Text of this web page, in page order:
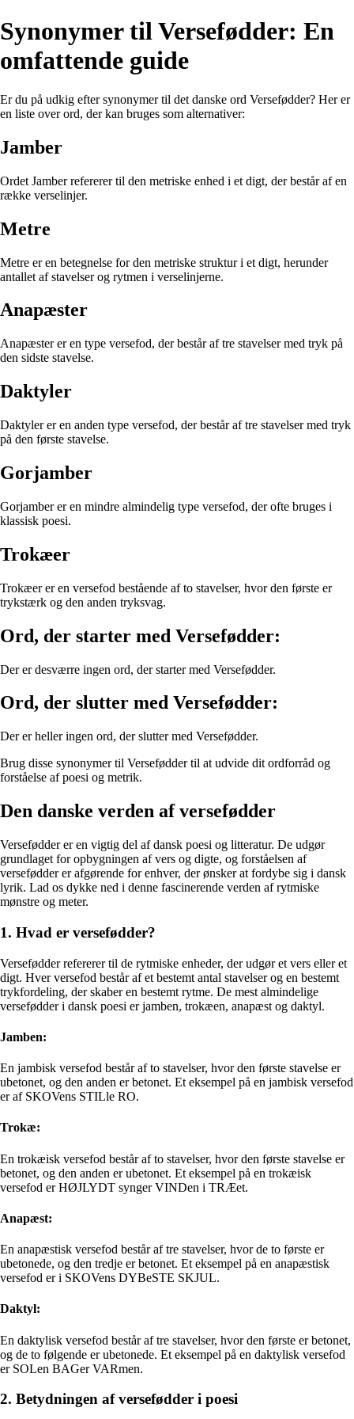
Synonymer til Versefødder: En
omfattende guide
Er du på udkig efter synonymer til det danske ord Versefødder? Her er
en liste over ord, der kan bruges som alternativer:
Jamber
Ordet Jamber refererer til den metriske enhed i et digt, der består af en
række verselinjer.
Metre
Metre er en betegnelse for den metriske struktur i et digt, herunder
antallet af stavelser og rytmen i verselinjerne.
Anapæster
Anapæster er en type versefod, der består af tre stavelser med tryk på
den sidste stavelse.
Daktyler
Daktyler er en anden type versefod, der består af tre stavelser med tryk
på den første stavelse.
Gorjamber
Gorjamber er en mindre almindelig type versefod, der ofte bruges i
klassisk poesi.
Trokæer
Trokæer er en versefod bestående af to stavelser, hvor den første er
trykstærk og den anden tryksvag.
Ord, der starter med Versefødder:
Der er desværre ingen ord, der starter med Versefødder.
Ord, der slutter med Versefødder:
Der er heller ingen ord, der slutter med Versefødder.
Brug disse synonymer til Versefødder til at udvide dit ordforråd og
forståelse af poesi og metrik.
Den danske verden af versefødder
Versefødder er en vigtig del af dansk poesi og litteratur. De udgør
grundlaget for opbygningen af vers og digte, og forståelsen af
versefødder er afgørende for enhver, der ønsker at fordybe sig i dansk
lyrik. Lad os dykke ned i denne fascinerende verden af rytmiske
mønstre og meter.
1. Hvad er versefødder?
Versefødder refererer til de rytmiske enheder, der udgør et vers eller et
digt. Hver versefod består af et bestemt antal stavelser og en bestemt
trykfordeling, der skaber en bestemt rytme. De mest almindelige
versefødder i dansk poesi er jamben, trokæen, anapæst og daktyl.
Jamben:
En jambisk versefod består af to stavelser, hvor den første stavelse er
ubetonet, og den anden er betonet. Et eksempel på en jambisk versefod
er af SKOVens STILle RO.
Trokæ:
En trokæisk versefod består af to stavelser, hvor den første stavelse er
betonet, og den anden er ubetonet. Et eksempel på en trokæisk
versefod er HØJLYDT synger VINDen i TRÆet.
Anapæst:
En anapæstisk versefod består af tre stavelser, hvor de to første er
ubetonede, og den tredje er betonet. Et eksempel på en anapæstisk
versefod er i SKOVens DYBeSTE SKJUL.
Daktyl:
En daktylisk versefod består af tre stavelser, hvor den første er betonet,
og de to følgende er ubetonede. Et eksempel på en daktylisk versefod
er SOLen BAGer VARmen.
2. Betydningen af versefødder i poesi